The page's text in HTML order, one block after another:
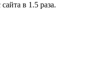
в 1.5 раза.